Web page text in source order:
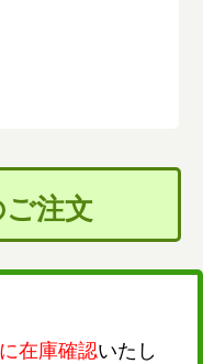
注文
在庫確認いたし